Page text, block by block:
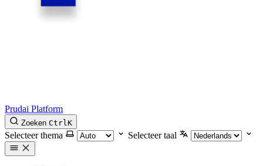
Prudai Platform
Zoeken CtrlK
Selecteer thema Selecteer taal